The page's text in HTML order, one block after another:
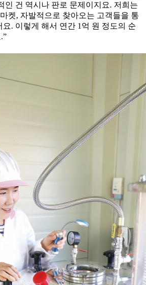
인 건 역시나 판로 문제이지요. 저희는
켓, 자발적으로 찾아오는 고객들을 통
. 이렇게 해서 연간 1억 원 정도의 순